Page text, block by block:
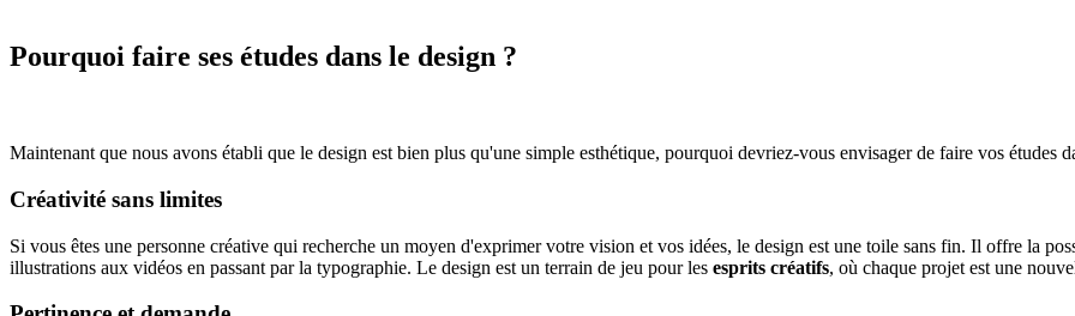
Pourquoi faire ses études dans le design ?
Maintenant que nous avons établi que le design est bien plus qu'une simple esthétique, pourquoi devriez-vous envisager de faire vos études
Créativité sans limites
Si vous êtes une personne créative qui recherche un moyen d'exprimer votre vision et vos idées, le design est une toile sans fin. Il offre la
illustrations aux vidéos en passant par la typographie. Le design est un terrain de jeu pour les esprits créatifs, où chaque projet est une